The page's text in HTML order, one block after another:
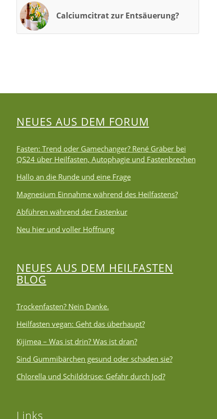
Calciumcitrat zur Entsäuerung?
NEUES AUS DEM FORUM
Fasten: Trend oder Gamechanger? René Gräber bei
QS24 über Heilfasten, Autophagie und Fastenbrechen
Hallo an die Runde und eine Frage
Magnesium Einnahme während des Heilfastens?
Abführen während der Fastenkur
Neu hier und voller Hoffnung
NEUES AUS DEM HEILFASTEN
BLOG
Trockenfasten? Nein Danke.
Heilfasten vegan: Geht das überhaupt?
Kijimea – Was ist drin? Was ist dran?
Sind Gummibärchen gesund oder schaden sie?
Chlorella und Schilddrüse: Gefahr durch Jod?
Links